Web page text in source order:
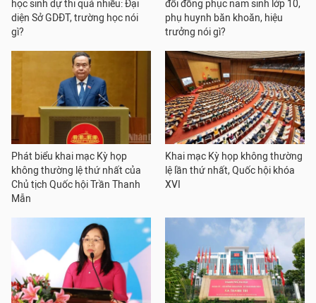
học sinh dự thi quá nhiều: Đại
diện Sở GDĐT, trường học nói
gì?
đổi đồng phục nam sinh lớp 10,
phụ huynh băn khoăn, hiệu
trưởng nói gì?
Phát biểu khai mạc Kỳ họp
không thường lệ thứ nhất của
Chủ tịch Quốc hội Trần Thanh
Mẫn
Khai mạc Kỳ họp không thường
lệ lần thứ nhất, Quốc hội khóa
XVI